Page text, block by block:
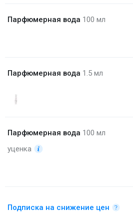
Парфюмерная вода 100 мл
Парфюмерная вода 1.5 мл
Парфюмерная вода 100 мл
уценка
Подписка на снижение цен